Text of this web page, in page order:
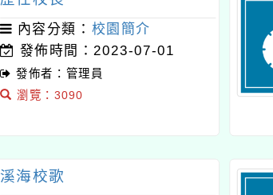
內容分類： 校園簡介
發佈時間：2023-07-01
發佈者：管理員
瀏覽：3090
溪海校歌